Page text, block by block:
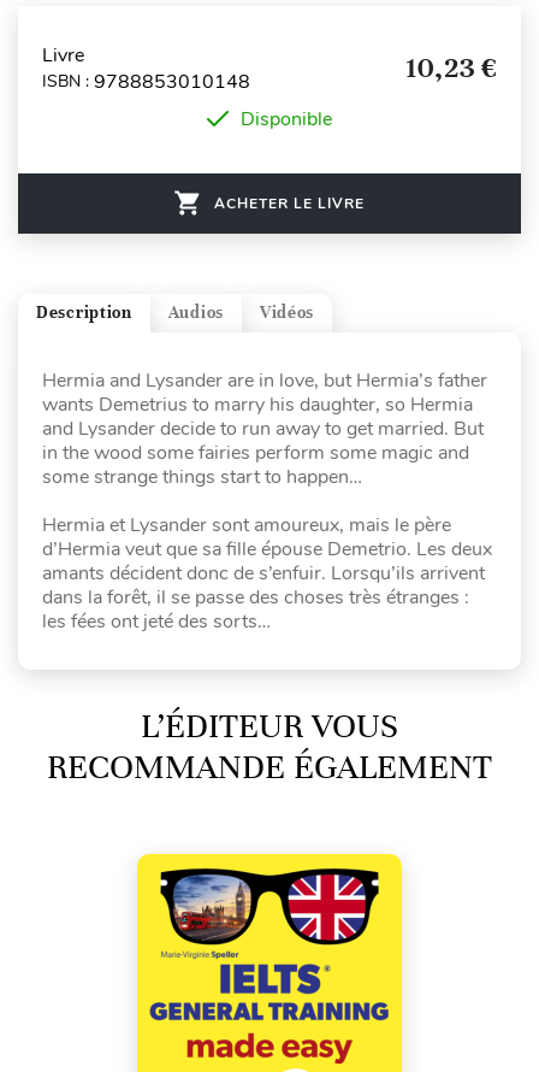
Livre
ISBN : 9788853010148 10,23 €
Disponible
ACHETER LE LIVRE
Vidéos
Audios
Description
Hermia and Lysander are in love, but Hermia’s father
wants Demetrius to marry his daughter, so Hermia
and Lysander decide to run away to get married. But
in the wood some fairies perform some magic and
some strange things start to happen…
Hermia et Lysander sont amoureux, mais le père
d’Hermia veut que sa fille épouse Demetrio. Les deux
amants décident donc de s’enfuir. Lorsqu’ils arrivent
dans la forêt, il se passe des choses très étranges :
les fées ont jeté des sorts…
L’ÉDITEUR VOUS
RECOMMANDE ÉGALEMENT